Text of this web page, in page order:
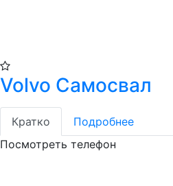
Volvo Самосвал
Кратко
Подробнее
Посмотреть телефон